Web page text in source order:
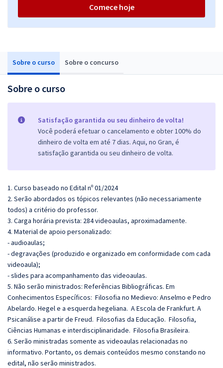
Sobre o curso Sobre o concurso
Sobre o curso
Satisfação garantida ou seu dinheiro de volta!
Você poderá efetuar o cancelamento e obter 100% do
dinheiro de volta em até 7 dias. Aqui, no Gran, é
satisfação garantida ou seu dinheiro de volta.
1. Curso baseado no Edital nº 01/2024
2. Serão abordados os tópicos relevantes (não necessariamente
todos) a critério do professor.
3. Carga horária prevista: 284 videoaulas, aproximadamente.
4. Material de apoio personalizado:
- audioaulas;
- degravações (produzido e organizado em conformidade com cada
videoaula);
- slides para acompanhamento das videoaulas.
5. Não serão ministrados: Referências Bibliográficas. Em
Conhecimentos Específicos: Filosofia no Medievo: Anselmo e Pedro
Abelardo. Hegel e a esquerda hegeliana. A Escola de Frankfurt. A
Psicanálise a partir de Freud. Filosofias da Educação. Filosofia,
Ciências Humanas e interdisciplinaridade. Filosofia Brasileira.
6. Serão ministradas somente as videoaulas relacionadas no
informativo. Portanto, os demais conteúdos mesmo constando no
edital, não serão ministrados.
Comece hoje